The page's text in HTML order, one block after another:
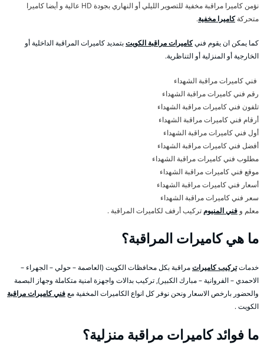
نؤمن كاميرا مراقبة مخفية للتصوير الليلي أو النهاري بجودة HD عالية و أيضا كاميرا
متحركةكاميرا مخفية.
كما يمكن ان يقوم فنيكاميرات مراقبة الكويتبتمديد كاميرات المراقبة الداخلية أو
الخارجية أو المنزلية أو التناظرية.
فني كاميرات مراقبة الشهداء
رقم فني كاميرات مراقبة الشهداء
تلفون فني كاميرات مراقبة الشهداء
أرقام فني كاميرات مراقبة الشهداء
أول فني كاميرات مراقبة الشهداء
أفضل فني كاميرات مراقبة الشهداء
مطلوب فني كاميرات مراقبة الشهداء
موقع فني كاميرات مراقبة الشهداء
أسعار فني كاميرات مراقبة الشهداء
سعر فني كاميرات مراقبة الشهداء
معلم و فني المنيومتركيب أرفف لكاميرات المراقبة .
ما هي كاميرات المراقبة؟
خدماتتركيب كاميراتمراقبة بكل محافظات الكويت (العاصمة – حولي – الجهراء –
الاحمدي – الفروانية – مبارك الكبير), تركيب بدالات واجهزة امنية متكاملة وجهاز البصمة
والحضور بارخص الاسعار ونحن نوفر كل انواع الكاميرات المخفية معفني كاميرات مراقبة
الكويت .
ما فوائد كاميرات مراقبة منزلية؟